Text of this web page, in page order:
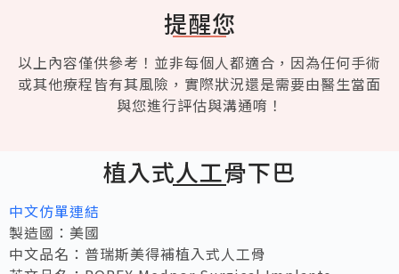
提醒您
以上內容僅供參考！並非每個人都適合，因為任何手術
或其他療程皆有其風險，實際狀況還是需要由醫生當面
與您進行評估與溝通唷！
植入式人工骨下巴
中文仿單連結
製造國：美國
中文品名：普瑞斯美得補植入式人工骨